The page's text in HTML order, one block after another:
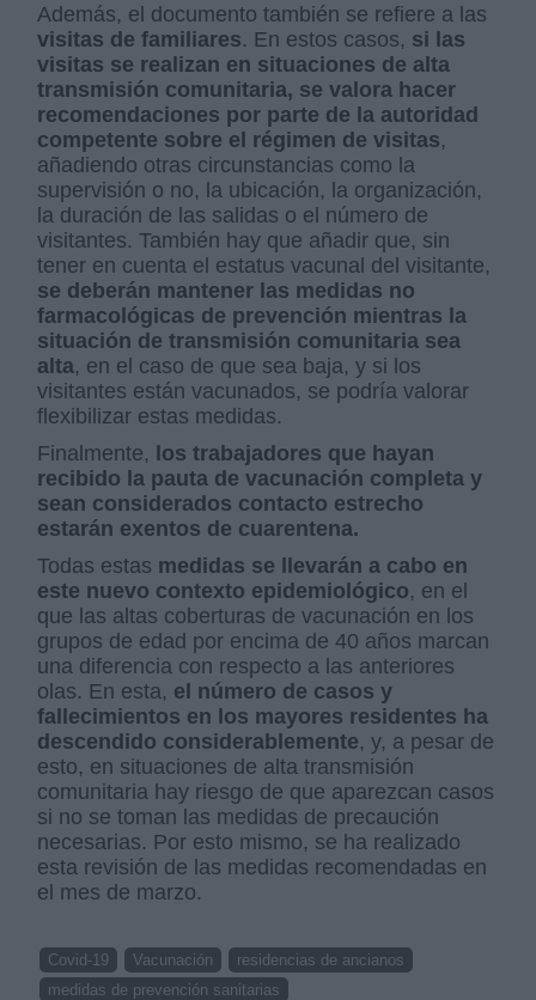
Además, el documento también se refiere a las
visitas de familiares. En estos casos, si las
visitas se realizan en situaciones de alta
transmisión comunitaria, se valora hacer
recomendaciones por parte de la autoridad
competente sobre el régimen de visitas,
añadiendo otras circunstancias como la
supervisión o no, la ubicación, la organización,
la duración de las salidas o el número de
visitantes. También hay que añadir que, sin
tener en cuenta el estatus vacunal del visitante,
se deberán mantener las medidas no
farmacológicas de prevención mientras la
situación de transmisión comunitaria sea
alta, en el caso de que sea baja, y si los
visitantes están vacunados, se podría valorar
flexibilizar estas medidas.
Finalmente, los trabajadores que hayan
recibido la pauta de vacunación completa y
sean considerados contacto estrecho
estarán exentos de cuarentena.
Todas estas medidas se llevarán a cabo en
este nuevo contexto epidemiológico, en el
que las altas coberturas de vacunación en los
grupos de edad por encima de 40 años marcan
una diferencia con respecto a las anteriores
olas. En esta, el número de casos y
fallecimientos en los mayores residentes ha
descendido considerablemente, y, a pesar de
esto, en situaciones de alta transmisión
comunitaria hay riesgo de que aparezcan casos
si no se toman las medidas de precaución
necesarias. Por esto mismo, se ha realizado
esta revisión de las medidas recomendadas en
el mes de marzo.
Covid-19 Vacunación
residencias de ancianos
medidas de prevención sanitarias